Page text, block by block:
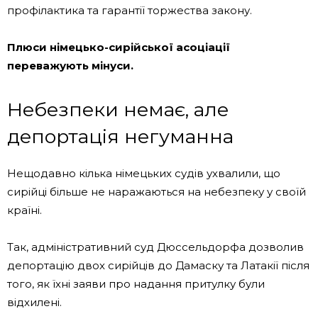
профілактика та гарантії торжества закону.
Плюси німецько-сирійської асоціації
переважують мінуси.
Небезпеки немає, але
депортація негуманна
Нещодавно кілька німецьких судів ухвалили, що
сирійці більше не наражаються на небезпеку у своїй
країні.
Так, адміністративний суд Дюссельдорфа дозволив
депортацію двох сирійців до Дамаску та Латакії після
того, як їхні заяви про надання притулку були
відхилені.